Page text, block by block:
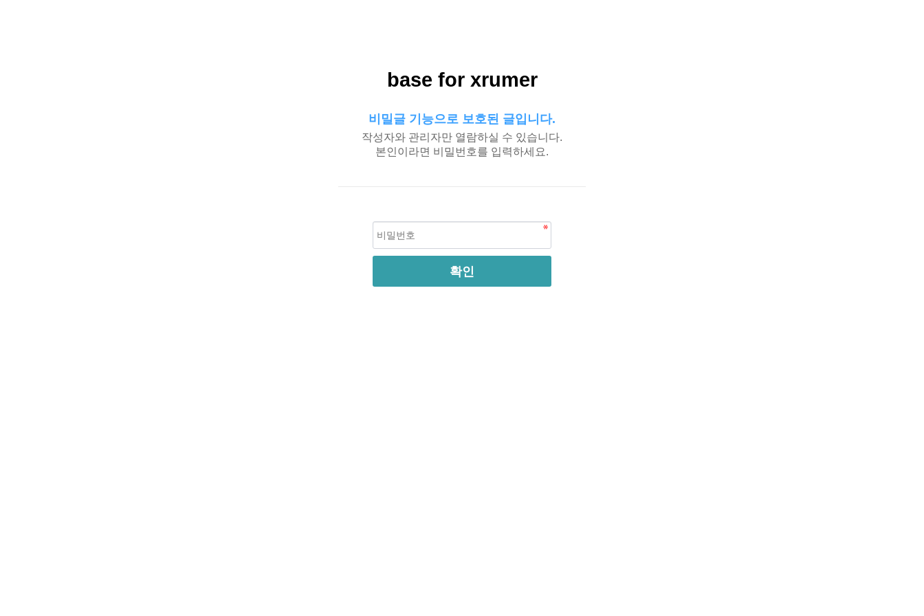
base for xrumer
비밀글 기능으로 보호된 글입니다.
작성자와 관리자만 열람하실 수 있습니다.
본인이라면 비밀번호를 입력하세요.